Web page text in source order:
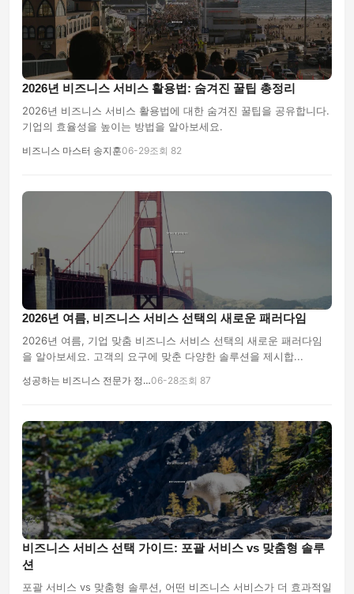
2026년 비즈니스 서비스 활용법: 숨겨진 꿀팁 총정리
2026년 비즈니스 서비스 활용법에 대한 숨겨진 꿀팁을 공유합니다.
기업의 효율성을 높이는 방법을 알아보세요.
비즈니스 마스터 송지훈06-29조회 82
2026년 여름, 비즈니스 서비스 선택의 새로운 패러다임
2026년 여름, 기업 맞춤 비즈니스 서비스 선택의 새로운 패러다임
을 알아보세요. 고객의 요구에 맞춘 다양한 솔루션을 제시합...
성공하는 비즈니스 전문가 정…06-28조회 87
비즈니스 서비스 선택 가이드: 포괄 서비스 vs 맞춤형 솔루
션
포괄 서비스 vs 맞춤형 솔루션, 어떤 비즈니스 서비스가 더 효과적일